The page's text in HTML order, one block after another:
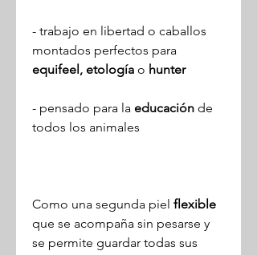
- trabajo en libertad o caballos
montados perfectos para
equifeel, etología o hunter
- pensado para la educación de
todos los animales
Como una segunda piel flexible
que se acompaña sin pesarse y
se permite guardar todas sus